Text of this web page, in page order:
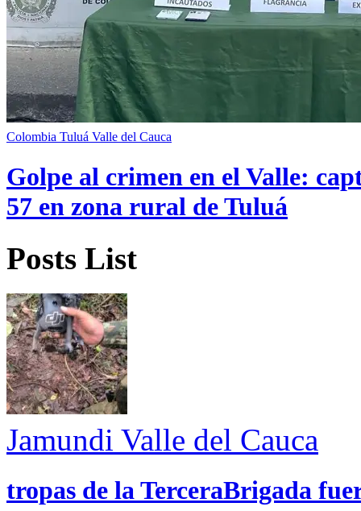
Colombia Tuluá Valle del Cauca
Golpe al crimen en el Valle:
57 en zona rural de Tuluá
Posts List
Jamundi Valle del Cauca
tropas de la TerceraBrigada